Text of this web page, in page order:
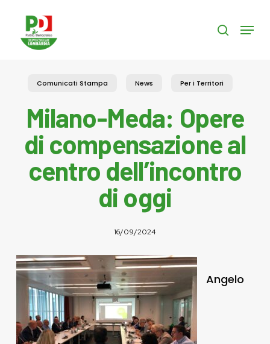
content
search
Menu
Comunicati Stampa News Per i Territori
Milano-Meda: Opere
di compensazione al
centro dell’incontro
di oggi
16/09/2024
Angelo